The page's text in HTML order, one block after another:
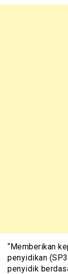
“Memberikan
penyidikan
penyidik